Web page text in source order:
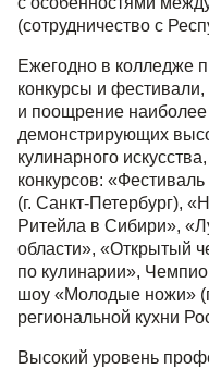
(сотрудничество с
Ежегодно в колледже
конкурсы и
и поощрение
демонстрирующих
кулинарного
конкурсов:
(г. Санкт-Петербург),
Ритейла в Сибири»,
области», «Открытый
по кулинарии»,
шоу «Молодые ножи»
региональной кухни
Высокий уровень